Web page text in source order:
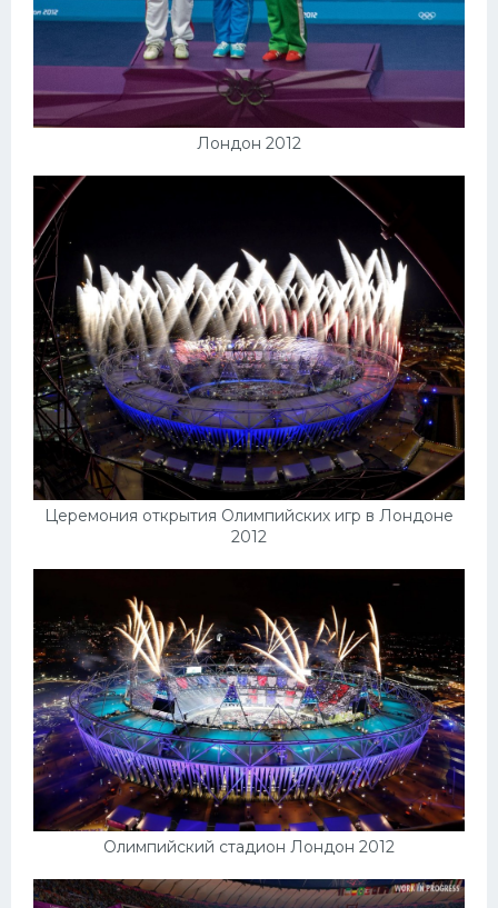
Лондон 2012
Церемония открытия Олимпийских игр в Лондоне
2012
Олимпийский стадион Лондон 2012